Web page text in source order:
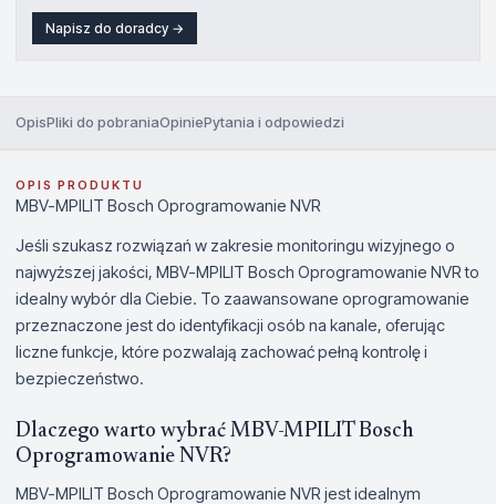
Napisz do doradcy →
OpisPliki do pobraniaOpiniePytania i odpowiedzi
OPIS PRODUKTU
MBV-MPILIT Bosch Oprogramowanie NVR
Jeśli szukasz rozwiązań w zakresie monitoringu wizyjnego o
najwyższej jakości, MBV-MPILIT Bosch Oprogramowanie NVR to
idealny wybór dla Ciebie. To zaawansowane oprogramowanie
przeznaczone jest do identyfikacji osób na kanale, oferując
liczne funkcje, które pozwalają zachować pełną kontrolę i
bezpieczeństwo.
Dlaczego warto wybrać MBV-MPILIT Bosch
Oprogramowanie NVR?
MBV-MPILIT Bosch Oprogramowanie NVR jest idealnym